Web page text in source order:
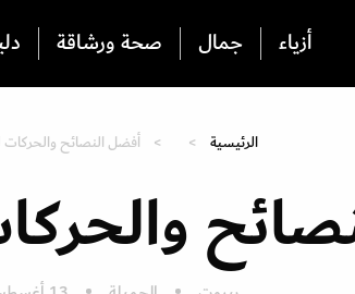
أزياء جمال صحة ورشاقة
الرئيسية أفضل النصائح